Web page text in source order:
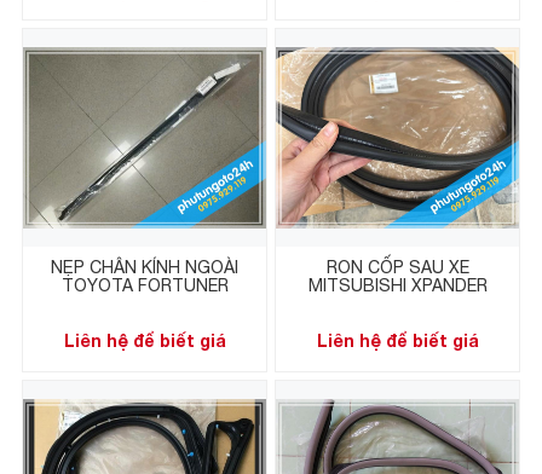
NẸP CHÂN KÍNH NGOÀI
TOYOTA FORTUNER
Liên hệ để biết giá
RON CỐP SAU XE
MITSUBISHI XPANDER
Liên hệ để biết giá